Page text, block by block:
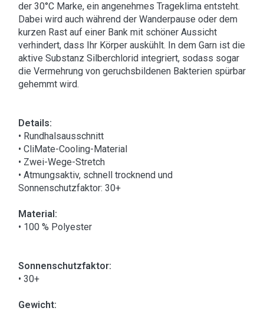
der 30°C Marke, ein angenehmes Trageklima entsteht.
Dabei wird auch während der Wanderpause oder dem
kurzen Rast auf einer Bank mit schöner Aussicht
verhindert, dass Ihr Körper auskühlt. In dem Garn ist die
aktive Substanz Silberchlorid integriert, sodass sogar
die Vermehrung von geruchsbildenen Bakterien spürbar
gehemmt wird.
Details:
• Rundhalsausschnitt
• CliMate-Cooling-Material
• Zwei-Wege-Stretch
• Atmungsaktiv, schnell trocknend und
Sonnenschutzfaktor: 30+
Material:
• 100 % Polyester
Sonnenschutzfaktor:
• 30+
Gewicht: